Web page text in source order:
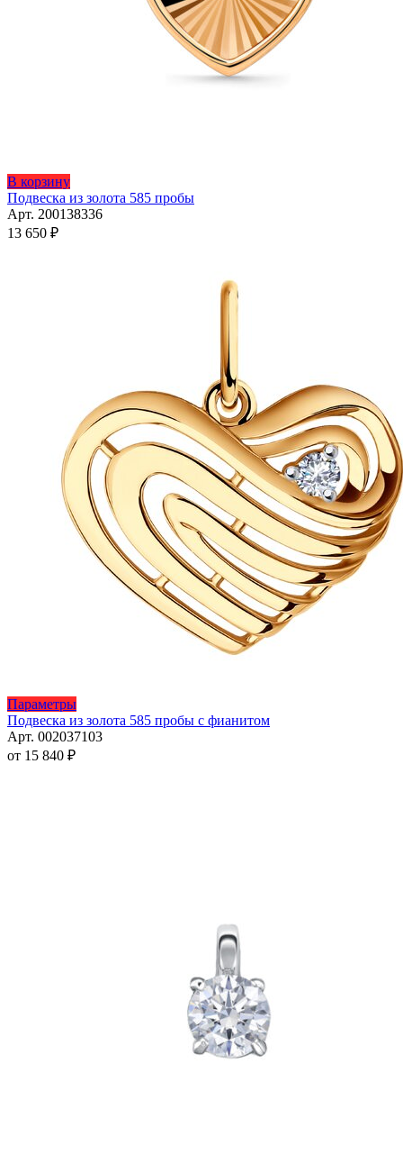
В корзину
Подвеска из золота 585 пробы
Арт. 200138336
13 650 ₽
ПараметрыЭтот
товар
имеет
Подвеска из золота 585 пробы с фианитом
Арт. 002037103
от 15 840 ₽